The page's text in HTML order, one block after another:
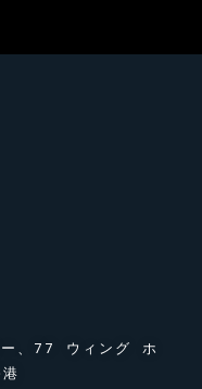
、77 ウィング ホ